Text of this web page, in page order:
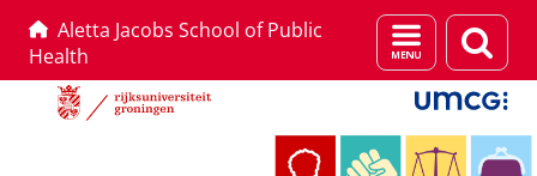
Aletta Jacobs School of Public
Health
Menu
en
zoeken